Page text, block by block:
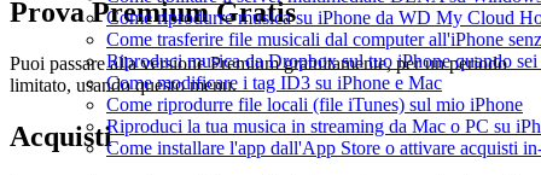
Come riprodurre musica su iPhone da WD My Cloud
Come trasferire file musicali dal computer all'iPhone
Riproduci musica da Dropbox sul tuo iPhone quando
Come modificare i tag ID3 su iPhone e Mac
Come riprodurre file locali (file iTunes) sul mio iPhone
Riproduci la tua musica in streaming da Mac o PC su
Come installare l'app dall'App Store o attivare acquisti
Prova Premium Gratis
Puoi passare alla versione Premium gratuitamente, per un periodo
limitato, usando questo menu.
Acquisti